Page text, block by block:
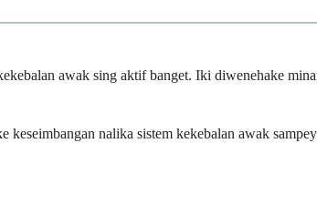
awak sing aktif banget. Iki diwenehake
nalika sistem kekebalan awak